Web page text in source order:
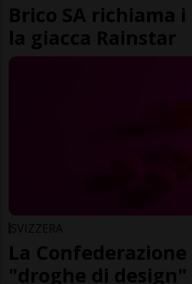
Brico SA richiama
la giacca Rainstar
SVIZZERA
La
"droghe di design"